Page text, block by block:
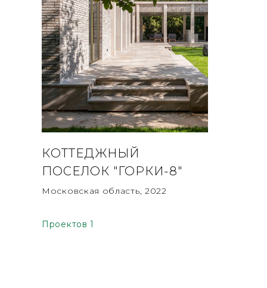
КОТТЕДЖНЫЙ
ПОСЕЛОК "ГОРКИ-8"
Московская область, 2022
Проектов 1